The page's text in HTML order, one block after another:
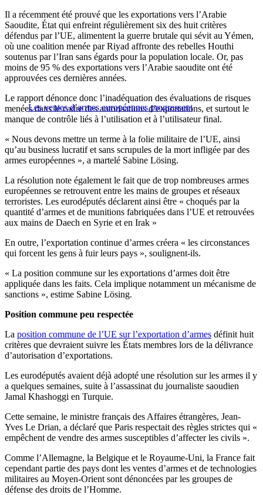
Il a récemment été prouvé que les exportations vers l’Arabie
Saoudite, État qui enfreint régulièrement six des huit critères
défendus par l’UE, alimentent la guerre brutale qui sévit au Yémen,
où une coalition menée par Riyad affronte des rebelles Houthi
soutenus par l’Iran sans égards pour la population locale. Or, pas
moins de 95 % des exportations vers l’Arabie saoudite ont été
approuvées ces dernières années.
Les ventes d’armes européennes progressent
Le rapport dénonce donc l’inadéquation des évaluations de risques
menées dans le cadre des autorisations d’exportations, et surtout le
manque de contrôle liés à l’utilisation et à l’utilisateur final.
« Nous devons mettre un terme à la folie militaire de l’UE, ainsi
qu’au business lucratif et sans scrupules de la mort infligée par des
armes européennes », a martelé Sabine Lösing.
La résolution note également le fait que de trop nombreuses armes
européennes se retrouvent entre les mains de groupes et réseaux
terroristes. Les eurodéputés déclarent ainsi être « choqués par la
quantité d’armes et de munitions fabriquées dans l’UE et retrouvées
aux mains de Daech en Syrie et en Irak »
En outre, l’exportation continue d’armes créera « les circonstances
qui forcent les gens à fuir leurs pays », soulignent-ils.
« La position commune sur les exportations d’armes doit être
appliquée dans les faits. Cela implique notamment un mécanisme de
sanctions », estime Sabine Lösing.
Position commune peu respectée
La position commune de l’UE sur l’exportation d’armes définit huit
critères que devraient suivre les États membres lors de la délivrance
d’autorisation d’exportations.
Les eurodéputés avaient déjà adopté une résolution sur les armes il y
a quelques semaines, suite à l’assassinat du journaliste saoudien
Jamal Khashoggi en Turquie.
Cette semaine, le ministre français des Affaires étrangères, Jean-
Yves Le Drian, a déclaré que Paris respectait des règles strictes qui «
empêchent de vendre des armes susceptibles d’affecter les civils ».
Comme l’Allemagne, la Belgique et le Royaume-Uni, la France fait
cependant partie des pays dont les ventes d’armes et de technologies
militaires au Moyen-Orient sont dénoncées par les groupes de
défense des droits de l’Homme.